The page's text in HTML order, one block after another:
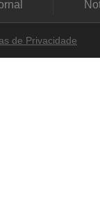
de Privacidade